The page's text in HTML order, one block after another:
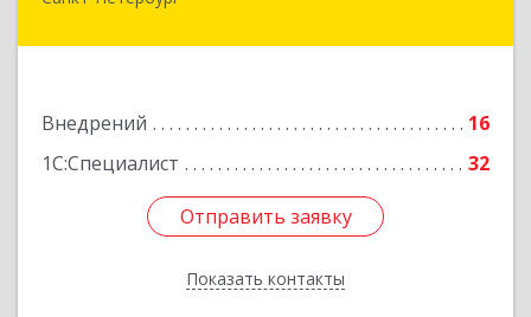
Внедрений
16
1С:Специалист
32
Отправить заявку
Показать контакты
Отправить заявку
Назад